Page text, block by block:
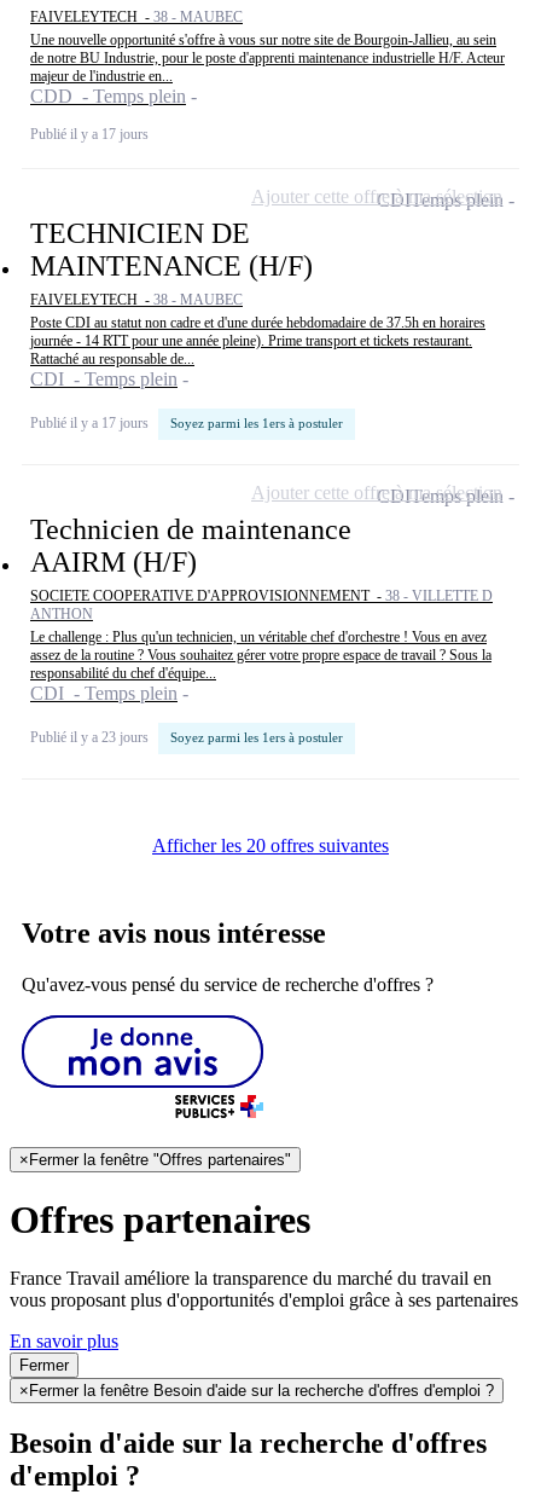
FAIVELEYTECH - 38 - MAUBEC
Une nouvelle opportunité s'offre à vous sur notre site de Bourgoin-Jallieu, au sein
de notre BU Industrie, pour le poste d'apprenti maintenance industrielle H/F. Acteur
majeur de l'industrie en...
CDD - Temps plein
Publié il y a 17 jours
TECHNICIEN DE
MAINTENANCE (H/F)
FAIVELEYTECH - 38 - MAUBEC
Poste CDI au statut non cadre et d'une durée hebdomadaire de 37.5h en horaires
journée - 14 RTT pour une année pleine). Prime transport et tickets restaurant.
Rattaché au responsable de...
CDI - Temps plein
Publié il y a 17 jours Soyez parmi les 1ers à postuler
CDITemps plein
Ajouter cette offre à ma sélection
Technicien de maintenance
AAIRM (H/F)
SOCIETE COOPERATIVE D'APPROVISIONNEMENT - 38 - VILLETTE D
ANTHON
Le challenge : Plus qu'un technicien, un véritable chef d'orchestre ! Vous en avez
assez de la routine ? Vous souhaitez gérer votre propre espace de travail ? Sous la
responsabilité du chef d'équipe...
CDI - Temps plein
Publié il y a 23 jours Soyez parmi les 1ers à postuler
CDITemps plein
Ajouter cette offre à ma sélection
Afficher les 20 offres suivantes
Votre avis nous intéresse
Qu'avez-vous pensé du service de recherche d'offres ?
×Fermer la fenêtre "Offres partenaires"
Offres partenaires
France Travail améliore la transparence du marché du travail en
vous proposant plus d'opportunités d'emploi grâce à ses partenaires
En savoir plus
Fermer
× Fermer la fenêtre Besoin d'aide sur la recherche d'offres d'emploi ?
Besoin d'aide sur la recherche d'offres
d'emploi ?